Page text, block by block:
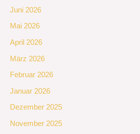
Juni 2026
Mai 2026
April 2026
März 2026
Februar 2026
Januar 2026
Dezember 2025
November 2025